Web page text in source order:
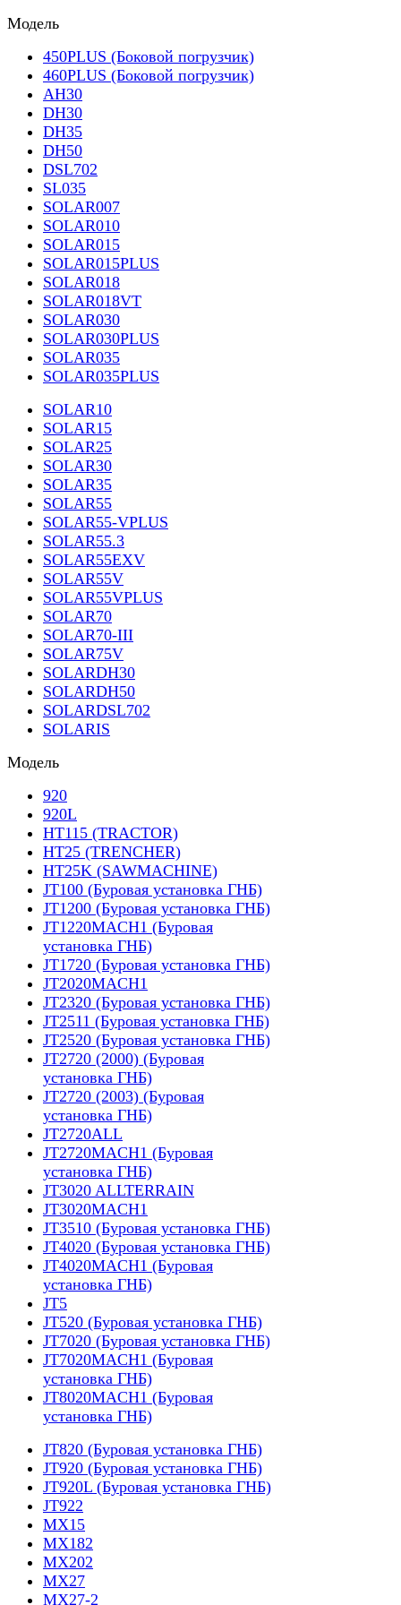
Модель
450PLUS (Боковой погрузчик)
460PLUS (Боковой погрузчик)
AH30
DH30
DH35
DH50
DSL702
SL035
SOLAR007
SOLAR010
SOLAR015
SOLAR015PLUS
SOLAR018
SOLAR018VT
SOLAR030
SOLAR030PLUS
SOLAR035
SOLAR035PLUS
SOLAR10
SOLAR15
SOLAR25
SOLAR30
SOLAR35
SOLAR55
SOLAR55-VPLUS
SOLAR55.3
SOLAR55EXV
SOLAR55V
SOLAR55VPLUS
SOLAR70
SOLAR70-III
SOLAR75V
SOLARDH30
SOLARDH50
SOLARDSL702
SOLARIS
Модель
920
920L
HT115 (TRACTOR)
HT25 (TRENCHER)
HT25K (SAWMACHINE)
JT100 (Буровая установка ГНБ)
JT1200 (Буровая установка ГНБ)
JT1220MACH1 (Буровая
установка ГНБ)
JT1720 (Буровая установка ГНБ)
JT2020MACH1
JT2320 (Буровая установка ГНБ)
JT2511 (Буровая установка ГНБ)
JT2520 (Буровая установка ГНБ)
JT2720 (2000) (Буровая
установка ГНБ)
JT2720 (2003) (Буровая
установка ГНБ)
JT2720ALL
JT2720MACH1 (Буровая
установка ГНБ)
JT3020 ALLTERRAIN
JT3020MACH1
JT3510 (Буровая установка ГНБ)
JT4020 (Буровая установка ГНБ)
JT4020MACH1 (Буровая
установка ГНБ)
JT5
JT520 (Буровая установка ГНБ)
JT7020 (Буровая установка ГНБ)
JT7020MACH1 (Буровая
установка ГНБ)
JT8020MACH1 (Буровая
установка ГНБ)
JT820 (Буровая установка ГНБ)
JT920 (Буровая установка ГНБ)
JT920L (Буровая установка ГНБ)
JT922
MX15
MX182
MX202
MX27
MX27-2